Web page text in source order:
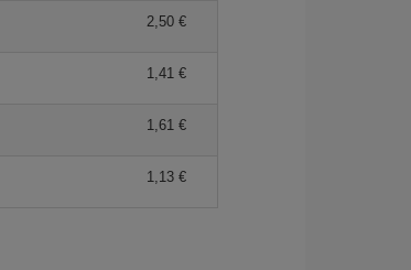
2,50 €
1,41 €
1,61 €
1,13 €